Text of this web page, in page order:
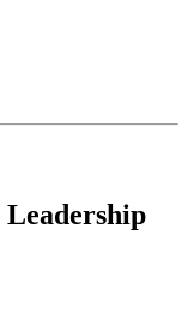
Leadership